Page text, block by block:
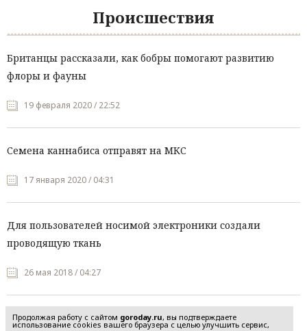
Происшествия
Британцы рассказали, как бобры помогают развитию
флоры и фауны
19 февраля 2020 / 22:52
Семена каннабиса отправят на МКС
17 января 2020 / 04:31
Для пользователей носимой электроники создали
проводящую ткань
26 мая 2018 / 04:27
Продолжая работу с сайтом goroday.ru, вы подтверждаете
использование cookies вашего браузера с целью улучшить сервис,